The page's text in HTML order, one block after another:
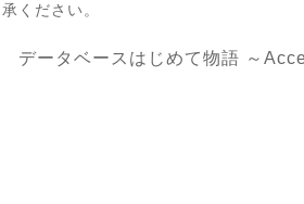
ください。
データベースはじめて物語 ～